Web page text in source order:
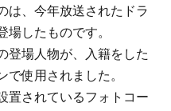
は、今年放送されたドラ
場したものです。
登場人物が、入籍をした
使用されました。
置されているフォトコー